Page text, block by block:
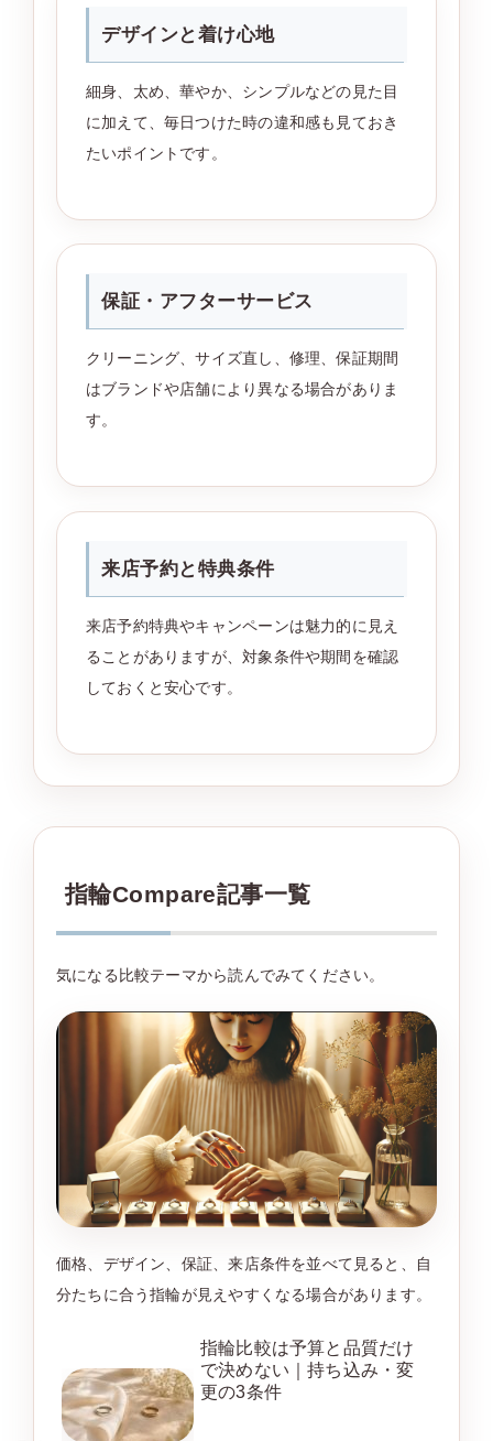
デザインと着け心地
細身、太め、華やか、シンプルなどの見た目
に加えて、毎日つけた時の違和感も見ておき
たいポイントです。
保証・アフターサービス
クリーニング、サイズ直し、修理、保証期間
はブランドや店舗により異なる場合がありま
す。
来店予約と特典条件
来店予約特典やキャンペーンは魅力的に見え
ることがありますが、対象条件や期間を確認
しておくと安心です。
指輪Compare記事一覧
気になる比較テーマから読んでみてください。
価格、デザイン、保証、来店条件を並べて見ると、自
分たちに合う指輪が見えやすくなる場合があります。
指輪比較は予算と品質だけ
で決めない｜持ち込み・変
更の3条件